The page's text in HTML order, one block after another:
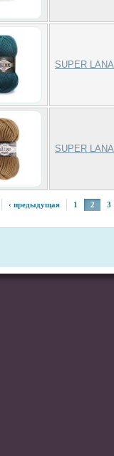
SUPER
SUPER
‹ предыдущая 1 2 3